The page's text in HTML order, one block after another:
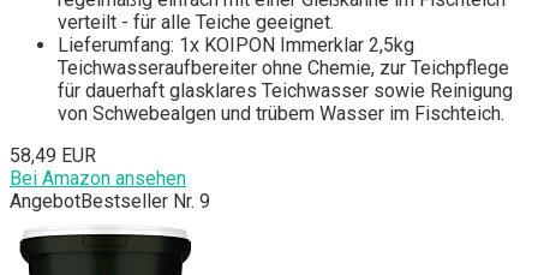
verteilt - für alle Teiche geeignet.
Lieferumfang: 1x KOIPON Immerklar 2,5kg
Teichwasseraufbereiter ohne Chemie, zur Teichpflege
für dauerhaft glasklares Teichwasser sowie Reinigung
von Schwebealgen und trübem Wasser im Fischteich.
58,49 EUR
Bei Amazon ansehen
AngebotBestseller Nr. 9